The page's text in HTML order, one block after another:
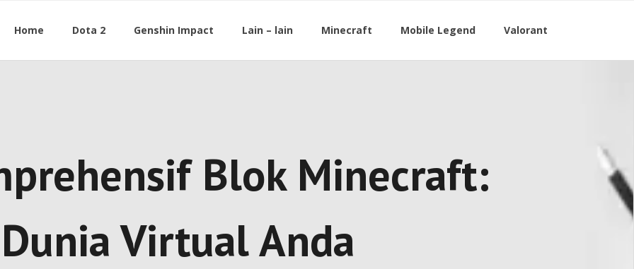
Home Dota 2 Genshin Impact Lain – lain Minecraft Mobile Legend Valorant
Blok Minecraft:
Virtual Anda